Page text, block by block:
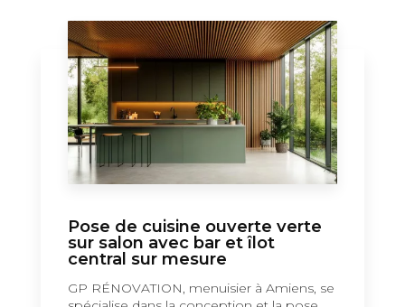
Pose de cuisine ouverte verte
sur salon avec bar et îlot
central sur mesure
GP RÉNOVATION, menuisier à Amiens, se